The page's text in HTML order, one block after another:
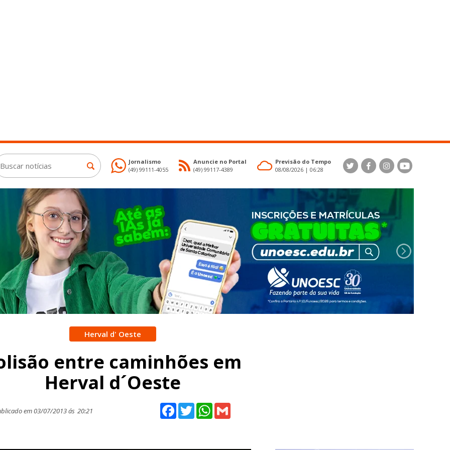
Jornalismo
(49) 99111-4055
Anuncie no Portal
(49) 99117-4389
Previsão do Tempo
08/08/2026 | 06:28
Herval d' Oeste
entre caminhões em
Herval d´Oeste
em 03/07/2013 ás 20:21 Facebook
TwitterWhatsApp
Gmail